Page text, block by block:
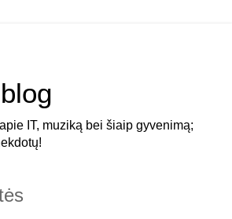
IT, muziką bei šiaip gyvenimą;